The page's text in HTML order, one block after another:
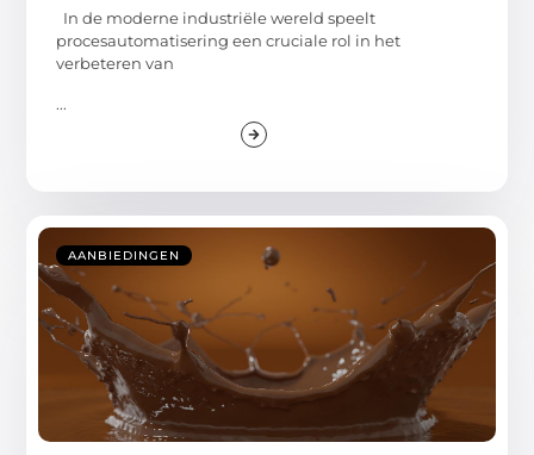
In de moderne industriële wereld speelt
procesautomatisering een cruciale rol in het
verbeteren van
...
AANBIEDINGEN